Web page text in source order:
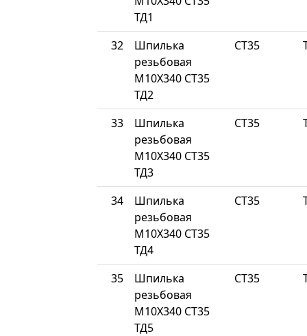
ТД1
32
Шпилька
резьбовая
М10Х340 СТ35
ТД2
СТ35
33
Шпилька
резьбовая
М10Х340 СТ35
ТД3
СТ35
34
Шпилька
резьбовая
М10Х340 СТ35
ТД4
СТ35
35
Шпилька
резьбовая
М10Х340 СТ35
ТД5
СТ35